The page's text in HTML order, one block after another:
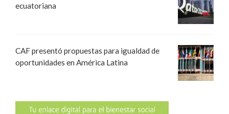
ecuatoriana
CAF presentó propuestas para igualdad de
oportunidades en América Latina